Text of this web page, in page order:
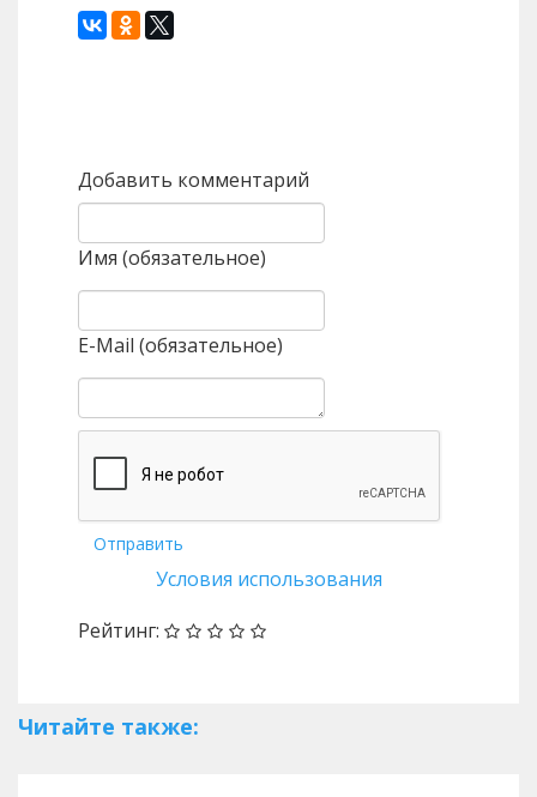
Добавить комментарий
Имя (обязательное)
E-Mail (обязательное)
Отправить
Условия использования
Рейтинг:
Читайте также: